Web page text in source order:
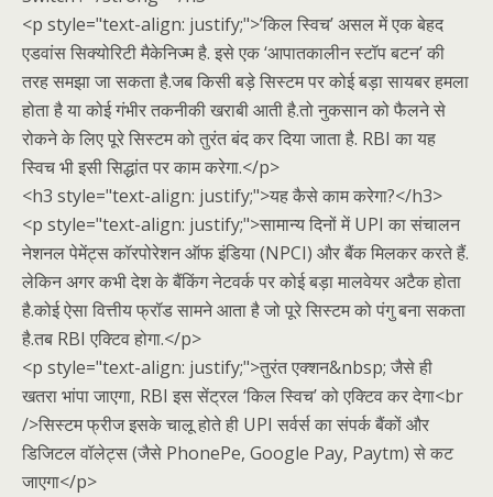
<p style="text-align: justify;">’किल स्विच’ असल में एक बेहद
एडवांस सिक्योरिटी मैकेनिज्म है. इसे एक ‘आपातकालीन स्टॉप बटन’ की
तरह समझा जा सकता है.जब किसी बड़े सिस्टम पर कोई बड़ा सायबर हमला
होता है या कोई गंभीर तकनीकी खराबी आती है.तो नुकसान को फैलने से
रोकने के लिए पूरे सिस्टम को तुरंत बंद कर दिया जाता है. RBI का यह
स्विच भी इसी सिद्धांत पर काम करेगा.</p>
<h3 style="text-align: justify;">यह कैसे काम करेगा?</h3>
<p style="text-align: justify;">सामान्य दिनों में UPI का संचालन
नेशनल पेमेंट्स कॉरपोरेशन ऑफ इंडिया (NPCI) और बैंक मिलकर करते हैं.
लेकिन अगर कभी देश के बैंकिंग नेटवर्क पर कोई बड़ा मालवेयर अटैक होता
है.कोई ऐसा वित्तीय फ्रॉड सामने आता है जो पूरे सिस्टम को पंगु बना सकता
है.तब RBI एक्टिव होगा.</p>
<p style="text-align: justify;">तुरंत एक्शन&nbsp; जैसे ही
खतरा भांपा जाएगा, RBI इस सेंट्रल ‘किल स्विच’ को एक्टिव कर देगा<br
/>सिस्टम फ्रीज इसके चालू होते ही UPI सर्वर्स का संपर्क बैंकों और
डिजिटल वॉलेट्स (जैसे PhonePe, Google Pay, Paytm) से कट
जाएगा</p>